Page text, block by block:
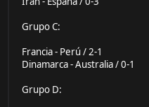
Grupo C:
Francia - Perú / 2-1
Dinamarca - Australia / 0-1
Grupo D: